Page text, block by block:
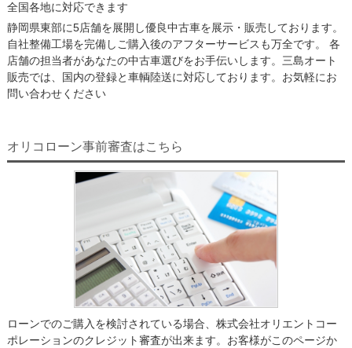
全国各地に対応できます
静岡県東部に5店舗を展開し優良中古車を展示・販売しております。
自社整備工場を完備しご購入後のアフターサービスも万全です。 各
店舗の担当者があなたの中古車選びをお手伝いします。三島オート
販売では、国内の登録と車輌陸送に対応しております。お気軽にお
問い合わせください
オリコローン事前審査はこちら
ローンでのご購入を検討されている場合、株式会社オリエントコー
ポレーションのクレジット審査が出来ます。お客様がこのページか